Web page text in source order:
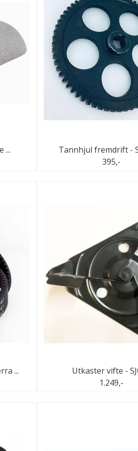
...
Tannhjul fremdrift -
395,-
...
Utkaster vifte -
1.249,-